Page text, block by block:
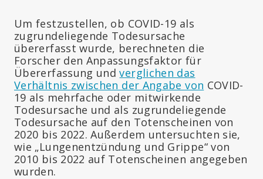
Um festzustellen, ob COVID-19 als
zugrundeliegende Todesursache
übererfasst wurde, berechneten die
Forscher den Anpassungsfaktor für
Übererfassung undverglichen das
Verhältnis zwischen der Angabe von COVID-
19 als mehrfache oder mitwirkende
Todesursache und als zugrundeliegende
Todesursache auf den Totenscheinen von
2020 bis 2022. Außerdem untersuchten sie,
wie „Lungenentzündung und Grippe“ von
2010 bis 2022 auf Totenscheinen angegeben
wurden.